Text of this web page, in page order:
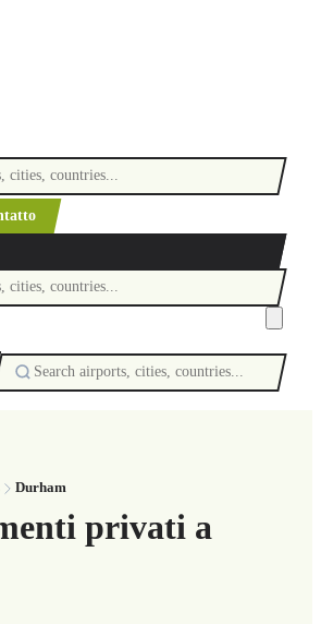
Durham
privati a